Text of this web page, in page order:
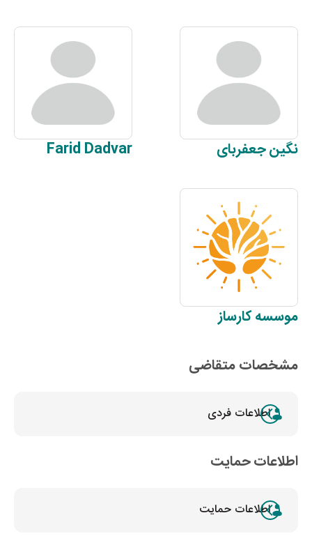
نگینجعفربای Farid Dadvar
موسسهکارساز
مشخصات متقاضی
اطلاعات فردی
اطلاعات حمایت
اطلاعات حمایت